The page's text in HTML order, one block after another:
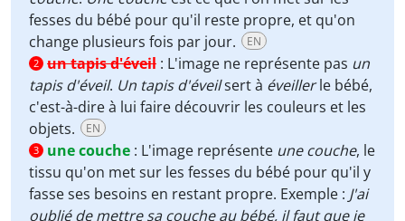
fesses du bébé pour qu'il reste propre, et qu'on
change plusieurs fois par jour.
EN
2 un tapis d'éveil : L'image ne représente pas un
tapis d'éveil. Un tapis d'éveilsert à éveillerle bébé,
c'est-à-dire à lui faire découvrir les couleurs et les
objets.
EN
3 une couche : L'image représente une couche, le
tissu qu'on met sur les fesses du bébé pour qu'il y
fasse ses besoins en restant propre. Exemple : J'ai
oublié de mettre sa couche au bébé, il faut que je